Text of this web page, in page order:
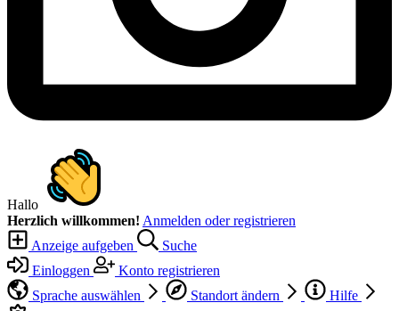
Hallo
Herzlich willkommen! Anmelden oder registrieren
Anzeige aufgeben
Suche
Einloggen
Konto registrieren
Sprache auswählen
Standort ändern
Hilfe